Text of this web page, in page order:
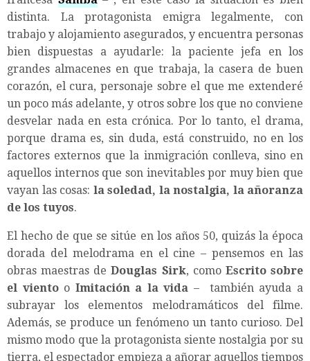
distinta. La protagonista emigra legalmente, con
trabajo y alojamiento asegurados, y encuentra personas
bien dispuestas a ayudarle: la paciente jefa en los
grandes almacenes en que trabaja, la casera de buen
corazón, el cura, personaje sobre el que me extenderé
un poco más adelante, y otros sobre los que no conviene
desvelar nada en esta crónica. Por lo tanto, el drama,
porque drama es, sin duda, está construido, no en los
factores externos que la inmigración conlleva, sino en
aquellos internos que son inevitables por muy bien que
vayan las cosas: la soledad, la nostalgia, la añoranza
de los tuyos.
El hecho de que se sitúe en los años 50, quizás la época
dorada del melodrama en el cine – pensemos en las
obras maestras deDouglas Sirk, como Escrito sobre
el viento o Imitación a la vida – también ayuda a
subrayar los elementos melodramáticos del filme.
Además, se produce un fenómeno un tanto curioso. Del
mismo modo que la protagonista siente nostalgia por su
tierra, el espectador empieza a añorar aquellos tiempos